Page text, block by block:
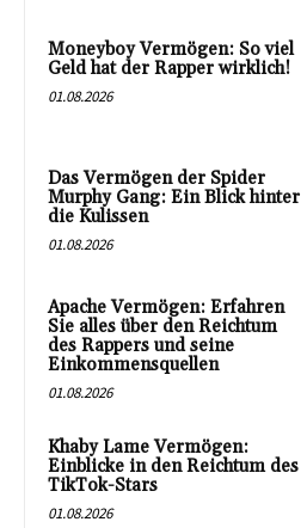
Moneyboy Vermögen: So viel
Geld hat der Rapper wirklich!
01.08.2026
Das Vermögen der Spider
Murphy Gang: Ein Blick hinter
die Kulissen
01.08.2026
Apache Vermögen: Erfahren
Sie alles über den Reichtum
des Rappers und seine
Einkommensquellen
01.08.2026
Khaby Lame Vermögen:
Einblicke in den Reichtum des
TikTok-Stars
01.08.2026